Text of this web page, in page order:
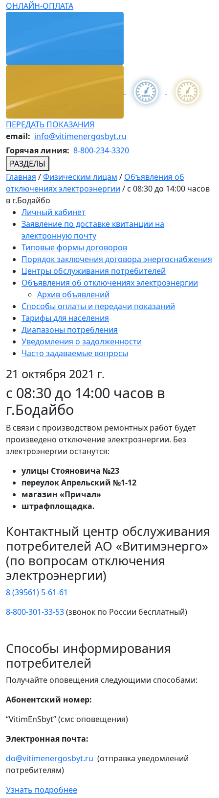
ОНЛАЙН-ОПЛАТА
ПЕРЕДАТЬ ПОКАЗАНИЯ
email: info@vitimenergosbyt.ru
Горячая линия: 8-800-234-3320
РАЗДЕЛЫ
Главная /Физическим лицам / Объявления об
отключениях электроэнергии / с 08:30 до 14:00 часов
в г.Бодайбо
Личный кабинет
Заявление по доставке квитанции на
электронную почту
Типовые формы договоров
Порядок заключения договора энергоснабжения
Центры обслуживания потребителей
Объявления об отключениях электроэнергии
Архив объявлений
Способы оплаты и передачи показаний
Тарифы для населения
Диапазоны потребления
Уведомления о задолженности
Часто задаваемые вопросы
21 октября 2021 г.
с 08:30 до 14:00 часов в
г.Бодайбо
В связи с производством ремонтных работ будет
произведено отключение электроэнергии. Без
электроэнергии останутся:
улицы Стояновича №23
переулок Апрельский №1-12
магазин «Причал»
штрафплощадка.
Контактный центр обслуживания
потребителей АО «Витимэнерго»
(по вопросам отключения
электроэнергии)
8 (39561) 5-61-61
8-800-301-33-53(звонок по России бесплатный)
Способы информирования
потребителей
Получайте оповещения следующими способами:
Абонентский номер:
“VitimEnSbyt” (смс оповещения)
Электронная почта:
do@vitimenergosbyt.ru (отправка уведомлений
потребителям)
Узнать подробнее